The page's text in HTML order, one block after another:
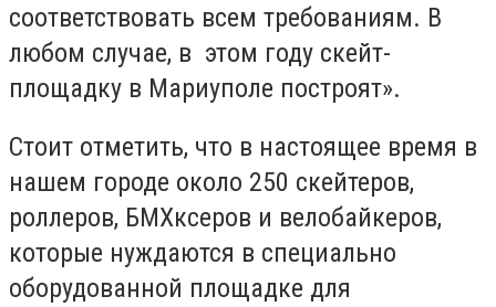
соответствовать всем требованиям. В
любом случае, в этом году скейт-
площадку в Мариуполе построят».
Стоит отметить, что в настоящее время в
нашем городе около 250 скейтеров,
роллеров, БМХксеров и велобайкеров,
которые нуждаются в специально
оборудованной площадке для